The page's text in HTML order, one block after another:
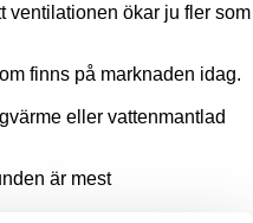
ventilationen ökar ju fler som
finns på marknaden idag.
eller vattenmantlad
är mest